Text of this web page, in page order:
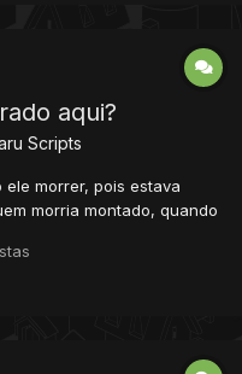
aqui?
Scripts
morrer, pois estava
morria montado, quando
com ela ativa. Mas
creaturescripts.xml...